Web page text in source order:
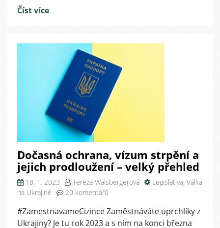
Číst více
Dočasná ochrana, vízum strpění a
jejich prodloužení – velký přehled
18. 1. 2023 Tereza Walsbergerová Legislativa, Válka
na Ukrajině
20 komentářů
s
názvem
#ZamestnavameCizince Zaměstnáváte uprchlíky z
Ukrajiny? Je tu rok 2023 a s ním na konci března